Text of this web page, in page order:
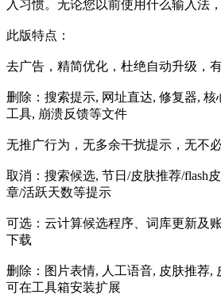
入习惯。无论您以前使用什么输入法
此版特点：
去广告，精简优化，杜绝自动升级，
删除：搜索提示, 网址直达, 修复器, 核
工具, 崩溃反馈等文件
无推广行为，无多余干扰提示，无不
取消：搜索候选, 节日/皮肤推荐/flash
章/活跃天数等提示
可选：云计算候选程序、词库更新及
下载
删除：图片表情, 人工语音, 皮肤推荐,
可在工具箱安装扩展